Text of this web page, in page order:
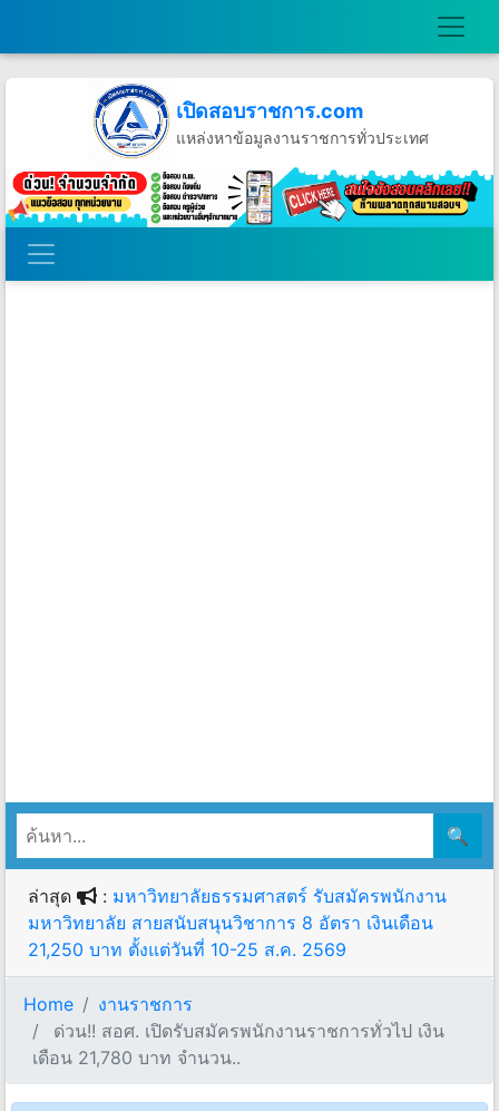
เปิดสอบราชการ.com
แหล่งหาข้อมูลงานราชการทั่วประเทศ
วันพฤหัสบดีที่ 6 เดือนสิงหาคม พ.ศ.2569
🔍
ล่าสุด : มหาวิทยาลัยธรรมศาสตร์ รับสมัครพนักงาน
มหาวิทยาลัย สายสนับสนุนวิชาการ 8 อัตรา เงินเดือน
21,250 บาท ตั้งแต่วันที่ 10-25 ส.ค. 2569
Home
งานราชการ
ด่วน!! สอศ. เปิดรับสมัครพนักงานราชการทั่วไป เงิน
เดือน 21,780 บาท จำนวน..